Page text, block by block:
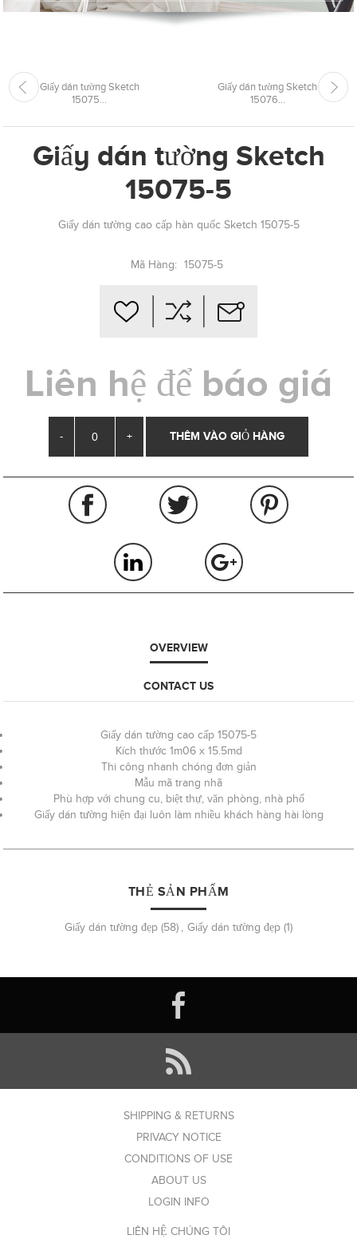
Giấy dán tường Sketch
15075...
Giấy dán tường Sketch
15076...
Giấy dán tường Sketch
15075-5
Giấy dán tường cao cấp hàn quốc Sketch 15075-5
Mã Hàng: 15075-5
Liên hệ để báo giá
- +
OVERVIEW
CONTACT US
Giấy dán tường cao cấp 15075-5
Kích thước 1m06 x 15.5md
Thi công nhanh chóng đơn giản
Mẫu mã trang nhã
Phù hợp với chung cu, biệt thự, văn phòng, nhà phố
Giấy dán tường hiện đại luôn làm nhiều khách hàng hài lòng
THẺ SẢN PHẨM
Giấy dán tường đẹp (58) , Giấy dán tường đẹp (1)
SHIPPING & RETURNS
PRIVACY NOTICE
CONDITIONS OF USE
ABOUT US
LOGIN INFO
LIÊN HỆ CHÚNG TÔI